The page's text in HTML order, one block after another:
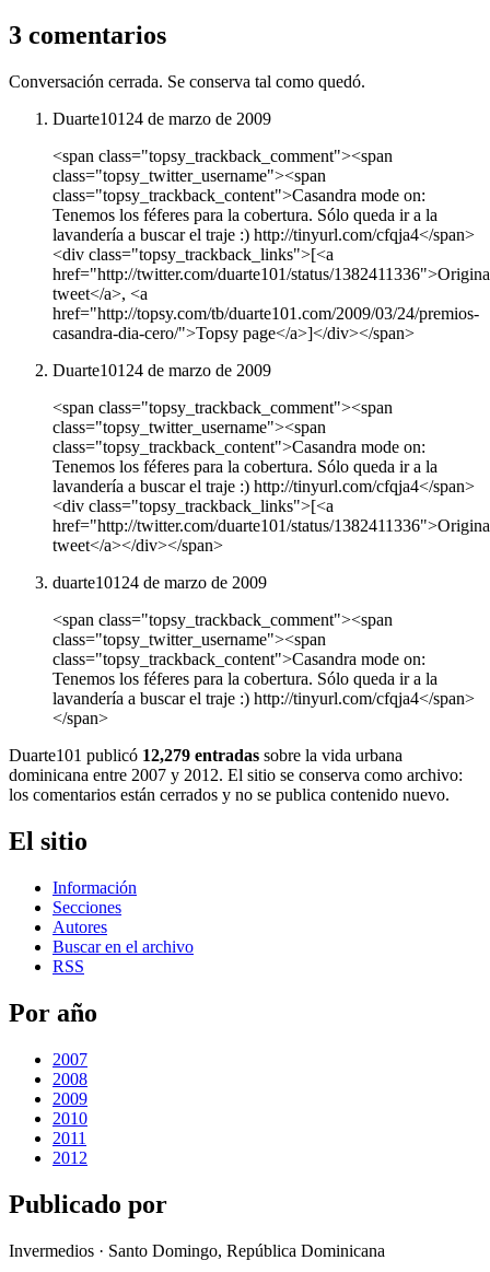
3 comentarios
Conversación cerrada. Se conserva tal como quedó.
Duarte101 24 de marzo de 2009
<span class="topsy_trackback_comment"><span
class="topsy_twitter_username"><span
class="topsy_trackback_content">Casandra mode on:
Tenemos los féferes para la cobertura. Sólo queda ir a la
lavandería a buscar el traje :) http://tinyurl.com/cfqja4</span>
<div class="topsy_trackback_links">[<a
href="http://twitter.com/duarte101/status/
tweet</a>, <a
href="http://topsy.com/tb/duarte101.com/2009/03/24/premios-
casandra-dia-cero/">Topsy page</a>]</div></span>
Duarte101 24 de marzo de 2009
<span class="topsy_trackback_comment"><span
class="topsy_twitter_username"><span
class="topsy_trackback_content">Casandra mode on:
Tenemos los féferes para la cobertura. Sólo queda ir a la
lavandería a buscar el traje :) http://tinyurl.com/cfqja4</span>
<div class="topsy_trackback_links">[<a
href="http://twitter.com/duarte101/status/
tweet</a></div></span>
duarte101 24 de marzo de 2009
<span class="topsy_trackback_comment"><span
class="topsy_twitter_username"><span
class="topsy_trackback_content">Casandra mode on:
Tenemos los féferes para la cobertura. Sólo queda ir a la
lavandería a buscar el traje :) http://tinyurl.com/cfqja4</span>
</span>
Duarte101 publicó 12,279 entradas sobre la vida urbana
dominicana entre 2007 y 2012. El sitio se conserva como archivo:
los comentarios están cerrados y no se publica contenido nuevo.
El sitio
Información
Secciones
Autores
Buscar en el archivo
RSS
Por año
2007
2008
2009
2010
2011
2012
Publicado por
Invermedios · Santo Domingo, República Dominicana